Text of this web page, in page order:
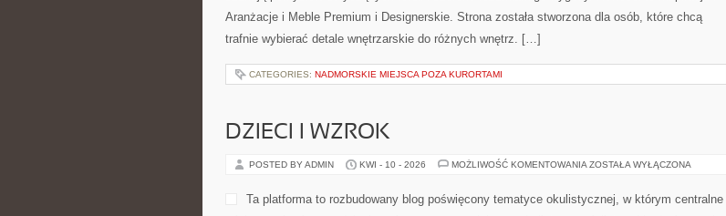
Aranżacje i Meble Premium i Designerskie. Strona została stworzona dla osób, które chcą
trafnie wybierać detale wnętrzarskie do różnych wnętrz. […]
CATEGORIES: NADMORSKIE MIEJSCA POZA KURORTAMI
DZIECI I WZROK
POSTED BY ADMIN KWI - 10 - 2026 MOŻLIWOŚĆ KOMENTOWANIA DZIECI
ZOSTAŁA WYŁĄCZONA
Ta platforma to rozbudowany blog poświęcony tematyce okulistycznej, w którym centralne